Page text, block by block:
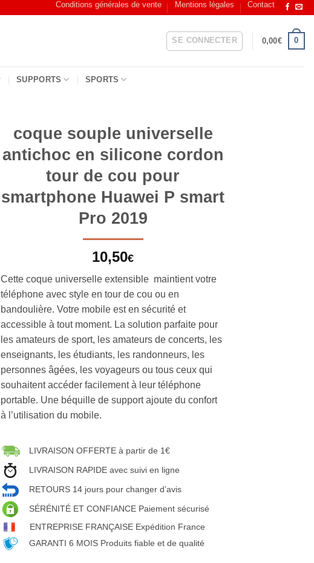
Conditions générales de vente Mentions légales Contact
SE CONNECTER 0,00€ 0
SUPPORTS SPORTS
coque souple universelle
antichoc en silicone cordon
tour de cou pour
smartphone Huawei P smart
Pro 2019
10,50€
Cette coque universelle extensible maintient votre
téléphone avec style en tour de cou ou en
bandoulière. Votre mobile est en sécurité et
accessible à tout moment. La solution parfaite pour
les amateurs de sport, les amateurs de concerts, les
enseignants, les étudiants, les randonneurs, les
personnes âgées, les voyageurs ou tous ceux qui
souhaitent accéder facilement à leur téléphone
portable. Une béquille de support ajoute du confort
à l’utilisation du mobile.
LIVRAISON OFFERTE à partir de 1€
LIVRAISON RAPIDE avec suivi en ligne
RETOURS 14 jours pour changer d’avis
SÉRÉNITÉ ET CONFIANCE Paiement sécurisé
ENTREPRISE FRANÇAISE Expédition France
GARANTI 6 MOIS Produits fiable et de qualité